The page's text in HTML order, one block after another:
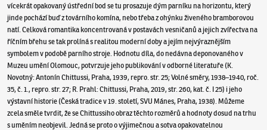
vícekrát opakovaný ústřední bod se tu prosazuje dým parníku na horizontu, který
jinde pochází buď z továrního komína, nebo třeba z ohýnku živeného bramborovou
natí. Celková romantika koncentrovaná v postavách vesničanů a jejich zvířectva na
říčním břehu se tak prolíná s realitou moderní doby a jejím nejvýraznějším
symbolem v podobě parního stroje. Hodnotu díla, do nedávna deponovaného v
Muzeu umění Olomouc, potvrzuje jeho publikování v odborné literatuře (K.
Novotný: Antonín Chittussi, Praha, 1939, repro. str. 25; Volné směry, 1938–1940, roč.
35, č. 1., repro. str. 27; R. Prahl: Chittussi, Praha, 2019, str. 260, kat. č. I 25) i jeho
výstavní historie (Česká tradice v 19. století, SVU Mánes, Praha, 1938). Můžeme
zcela směle tvrdit, že se Chittussiho obraz těchto rozměrů a hodnoty dosud na trhu
s uměním neobjevil. Jedná se proto o výjimečnou a sotva opakovatelnou